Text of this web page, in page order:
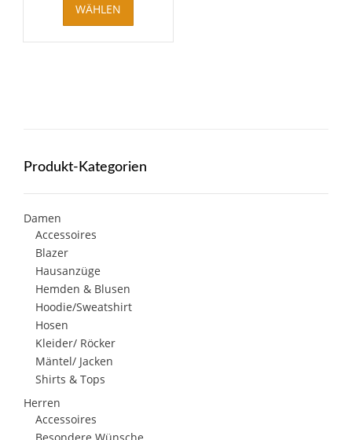
WÄHLEN
Produkt-Kategorien
Damen
Accessoires
Blazer
Hausanzüge
Hemden & Blusen
Hoodie/Sweatshirt
Hosen
Kleider/ Röcker
Mäntel/ Jacken
Shirts & Tops
Herren
Accessoires